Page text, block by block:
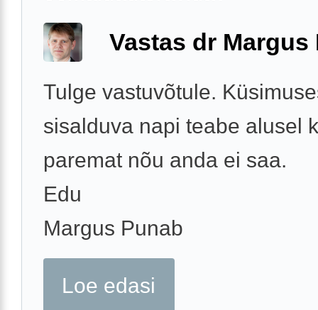
Vastas dr Margus
Tulge vastuvõtule.
sisalduva napi teabe alusel
paremat nõu anda ei saa.
Edu
Margus Punab
Loe edasi